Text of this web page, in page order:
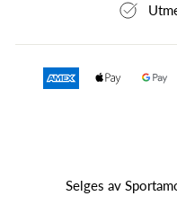
Selges av